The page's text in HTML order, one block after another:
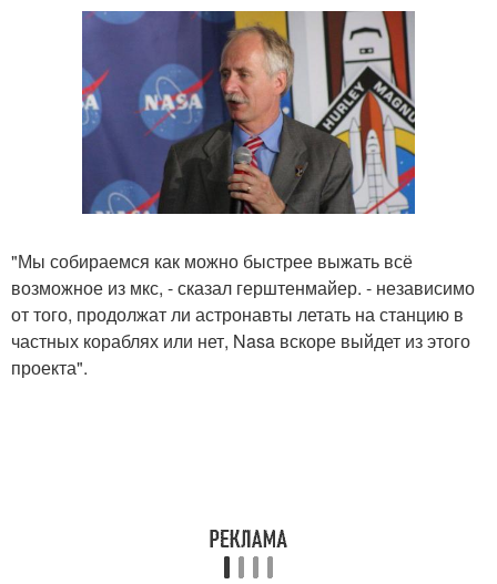
"Мы собираемся как можно быстрее выжать всё
возможное из мкс, - сказал герштенмайер. - независимо
от того, продолжат ли астронавты летать на станцию в
частных кораблях или нет, Nasa вскоре выйдет из этого
проекта".